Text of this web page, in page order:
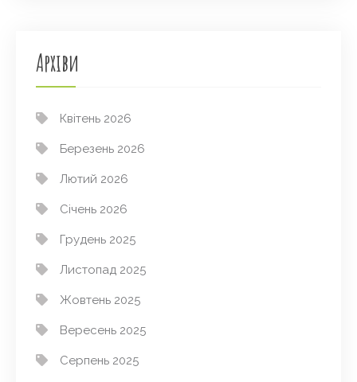
Архіви
Квітень 2026
Березень 2026
Лютий 2026
Січень 2026
Грудень 2025
Листопад 2025
Жовтень 2025
Вересень 2025
Серпень 2025